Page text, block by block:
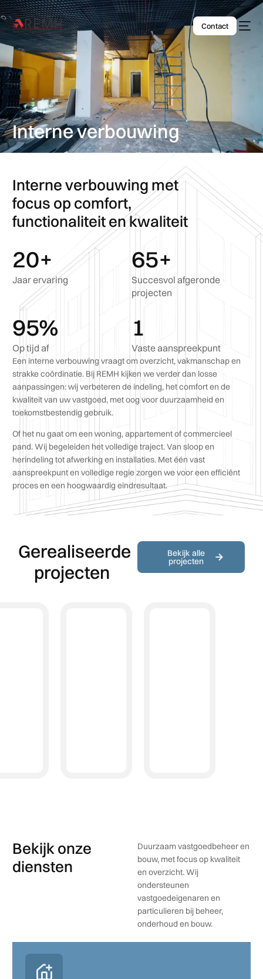
Contact
Interne verbouwing
Interne verbouwing met
focus op comfort,
functionaliteit en kwaliteit
20+
Jaar ervaring
65+
Succesvol afgeronde
projecten
95%
Op tijd af
1
Vaste aanspreekpunt
Een interne verbouwing vraagt om overzicht, vakmanschap en
strakke coördinatie. Bij REMH kijken we verder dan losse
aanpassingen: wij verbeteren de indeling, het comfort en de
kwaliteit van uw vastgoed, met oog voor duurzaamheid en
toekomstbestendig gebruik.
Of het nu gaat om een woning, appartement of commercieel
pand. Wij begeleiden het volledige traject. Van sloop en
herindeling tot afwerking en installaties. Met één vast
aanspreekpunt en volledige regie zorgen we voor een efficiënt
proces en een hoogwaardig eindresultaat.
Gerealiseerde
projecten
Bekijk alle
projecten
Bekijk onze
diensten
Duurzaam vastgoedbeheer en
bouw, met focus op kwaliteit
en overzicht. Wij
ondersteunen
vastgoedeigenaren en
particulieren bij beheer,
onderhoud en bouw.